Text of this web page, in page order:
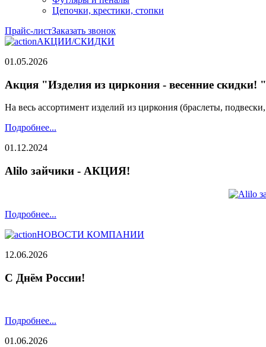
Цепочки, крестики, стопки
Прайс-листЗаказать звонок
АКЦИИ/СКИДКИ
01.05.2026
Акция "Изделия из циркония - весенние скидки! "
На весь ассортимент изделий из циркония (браслеты,
Подробнее...
01.12.2024
Alilo зайчики - АКЦИЯ!
Подробнее...
НОВОСТИ КОМПАНИИ
12.06.2026
С Днём России!
Подробнее...
01.06.2026